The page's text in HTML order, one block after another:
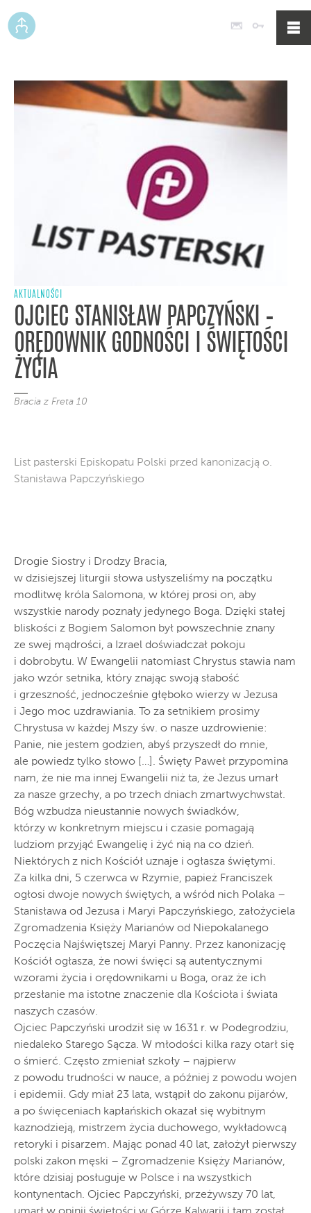
Poczta
AKTUALNOŚCI
OJCIEC STANISŁAW PAPCZYŃSKI –
ORĘDOWNIK GODNOŚCI I ŚWIĘTOŚCI
ŻYCIA
Bracia z Freta 10
List pasterski Episkopatu Polski przed kanonizacją o.
Stanisława Papczyńskiego
Drogie Siostry i Drodzy Bracia,
w dzisiejszej liturgii słowa usłyszeliśmy na początku
modlitwę króla Salomona, w której prosi on, aby
wszystkie narody poznały jedynego Boga. Dzięki stałej
bliskości z Bogiem Salomon był powszechnie znany
ze swej mądrości, a Izrael doświadczał pokoju
i dobrobytu. W Ewangelii natomiast Chrystus stawia nam
jako wzór setnika, który znając swoją słabość
i grzeszność, jednocześnie głęboko wierzy w Jezusa
i Jego moc uzdrawiania. To za setnikiem prosimy
Chrystusa w każdej Mszy św. o nasze uzdrowienie:
Panie, nie jestem godzien, abyś przyszedł do mnie,
ale powiedz tylko słowo […]. Święty Paweł przypomina
nam, że nie ma innej Ewangelii niż ta, że Jezus umarł
za nasze grzechy, a po trzech dniach zmartwychwstał.
Bóg wzbudza nieustannie nowych świadków,
którzy w konkretnym miejscu i czasie pomagają
ludziom przyjąć Ewangelię i żyć nią na co dzień.
Niektórych z nich Kościół uznaje i ogłasza świętymi.
Za kilka dni, 5 czerwca w Rzymie, papież Franciszek
ogłosi dwoje nowych świętych, a wśród nich Polaka –
Stanisława od Jezusa i Maryi Papczyńskiego, założyciela
Zgromadzenia Księży Marianów od Niepokalanego
Poczęcia Najświętszej Maryi Panny. Przez kanonizację
Kościół ogłasza, że nowi święci są autentycznymi
wzorami życia i orędownikami u Boga, oraz że ich
przesłanie ma istotne znaczenie dla Kościoła i świata
naszych czasów.
Ojciec Papczyński urodził się w 1631 r. w Podegrodziu,
niedaleko Starego Sącza. W młodości kilka razy otarł się
o śmierć. Często zmieniał szkoły – najpierw
z powodu trudności w nauce, a później z powodu wojen
i epidemii. Gdy miał 23 lata, wstąpił do zakonu pijarów,
a po święceniach kapłańskich okazał się wybitnym
kaznodzieją, mistrzem życia duchowego, wykładowcą
retoryki i pisarzem. Mając ponad 40 lat, założył pierwszy
polski zakon męski – Zgromadzenie Księży Marianów,
które dzisiaj posługuje w Polsce i na wszystkich
kontynentach. Ojciec Papczyński, przeżywszy 70 lat,